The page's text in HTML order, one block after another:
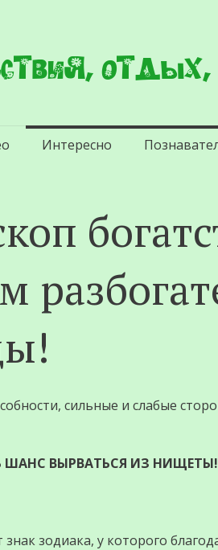
отдых,
Интересно
сильные и слабые
ШАНС ВЫРВАТЬСЯ ИЗ НИЩЕТЫ!
зодиака, у которого